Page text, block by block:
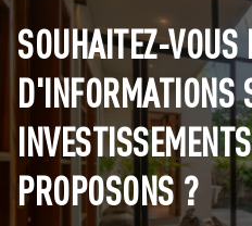
SOUHAITEZ-VOUS
D'INFORMATIONS
PROPOSONS ?